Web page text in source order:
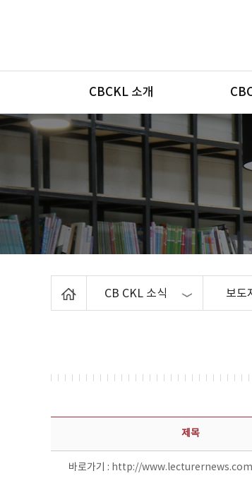
메뉴
CBCKL 소개
CB CKL 소식 보도
보도자료 상세보기 - 제목, 담당부서, 담당자, 담당연락처, 내용, 첨부파일 정보 제공
제목
바로가기 : http://